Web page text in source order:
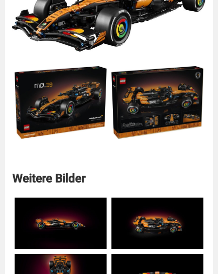
Weitere Bilder